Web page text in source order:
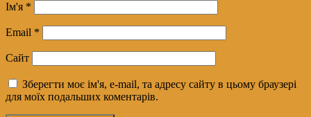
Ім'я *
Email *
Сайт
Зберегти моє ім'я, e-mail, та адресу сайту в цьому браузері
для моїх подальших коментарів.